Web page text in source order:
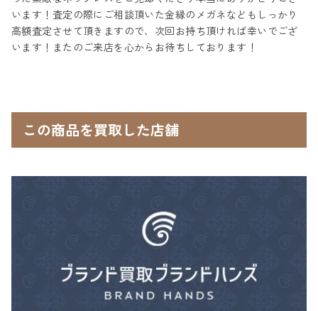
います！査定の際にご相談頂いた金縁のメガネなどもしっかり
高額査定させて頂きますので、次回お持ち頂ければ幸いでござ
います！またのご来店を心からお待ちしております！
この商品を買取した店舗